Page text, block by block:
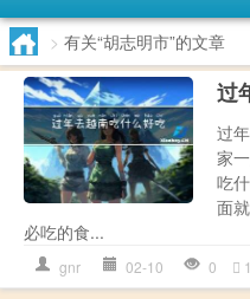
> 有关“胡志明市”的文章
过
过
家
吃
面
必吃的食...
gnr 02-10 0